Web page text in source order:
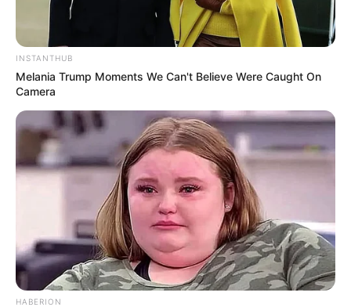
INSTANTHUB
Melania Trump Moments We Can't Believe Were Caught On
Camera
HABERION